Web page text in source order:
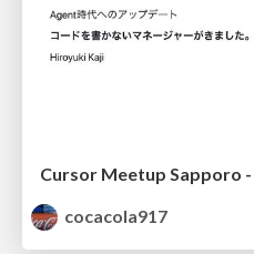
Cursor Meetup Sapporo
cocacola917